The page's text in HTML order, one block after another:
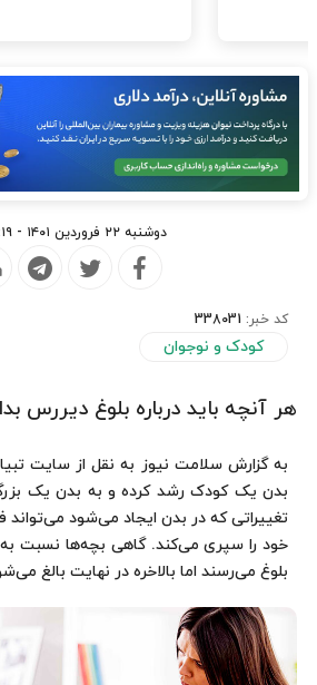
دوشنبه ۲۲ فروردین ۱۴۰۱ - ۱۹:۱۹
کد خبر: 338031
کودک و نوجوان
هر آنچه باید درباره بلوغ دیررس
به گزارش سلامت نیوز به نقل از سایت
بدن یک کودک رشد کرده و به بدن یک
تغییراتی که در بدن ایجاد می‌شود می‌تواند
خود را سپری می‌کند. گاهی بچه‌ها نسبت به
بلوغ می‌رسند اما بالاخره در نهایت بالغ